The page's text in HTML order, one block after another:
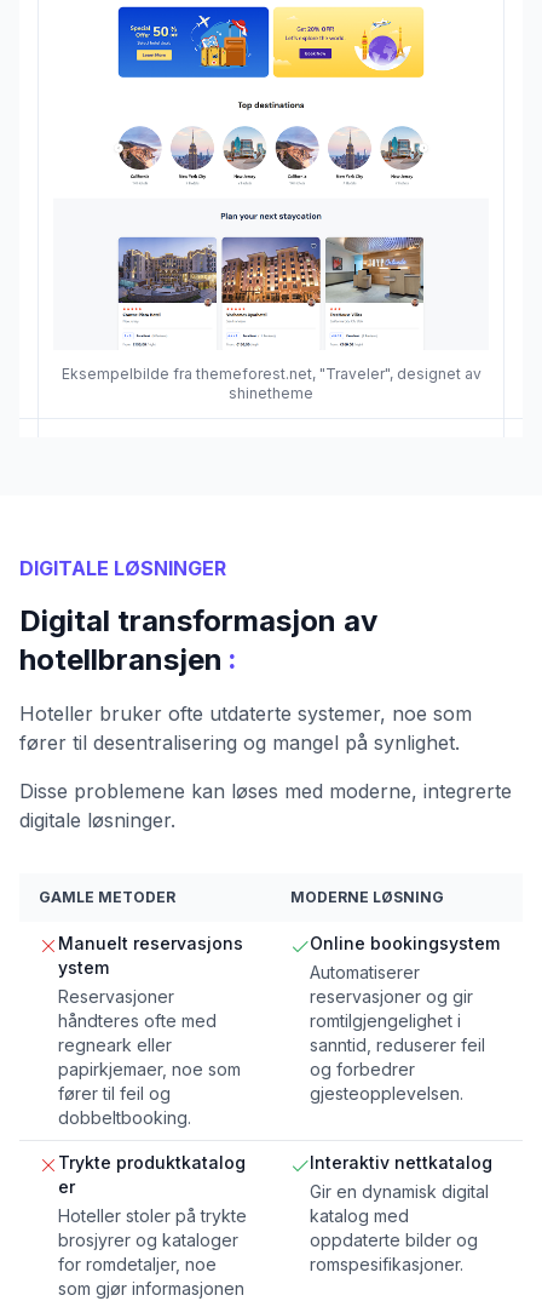
Eksempelbilde fra themeforest.net, "Traveler", designet av
shinetheme
DIGITALE LØSNINGER
Digital transformasjon av
hotellbransjen :
Hoteller bruker ofte utdaterte systemer, noe som
fører til desentralisering og mangel på synlighet.
Disse problemene kan løses med moderne, integrerte
digitale løsninger.
GAMLE METODER MODERNE LØSNING
Manuelt reservasjons
ystem
Reservasjoner
håndteres ofte med
regneark eller
papirkjemaer, noe som
fører til feil og
dobbeltbooking.
Online bookingsystem
Automatiserer
reservasjoner og gir
romtilgjengelighet i
sanntid, reduserer feil
og forbedrer
gjesteopplevelsen.
Trykte produktkatalog
er
Hoteller stoler på trykte
brosjyrer og kataloger
for romdetaljer, noe
som gjør informasjonen
Interaktiv nettkatalog
Gir en dynamisk digital
katalog med
oppdaterte bilder og
romspesifikasjoner.